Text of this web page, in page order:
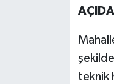
teknik